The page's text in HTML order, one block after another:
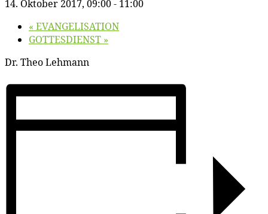
14. Oktober 2017, 09:00- 11:00
« EVANGELISATION
GOTTESDIENST »
Dr. Theo Lehmann